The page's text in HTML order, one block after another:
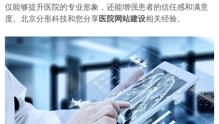
仅能够提升医院的专业形象，还能增强患者的信任感和满意
度。北京分形科技和您分享医院网站建设相关经验。